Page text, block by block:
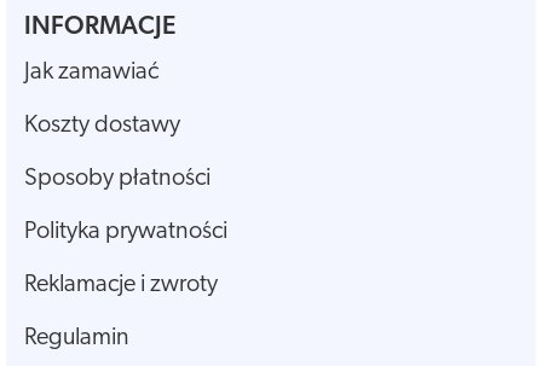
INFORMACJE
Jak zamawiać
Koszty dostawy
Sposoby płatności
Polityka prywatności
Reklamacje i zwroty
Regulamin